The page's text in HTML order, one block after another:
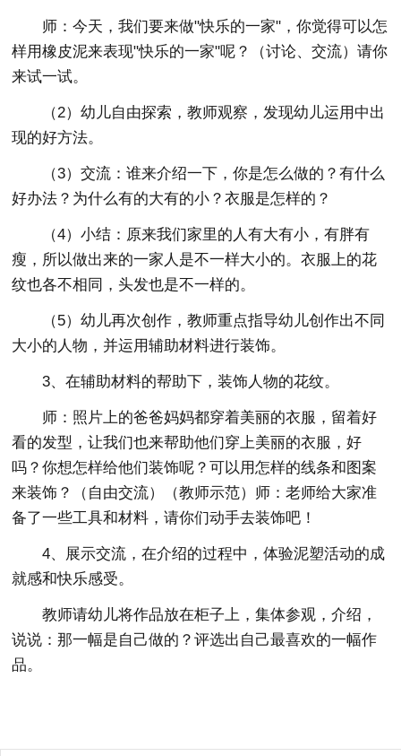
师：今天，我们要来做"快乐的一家"，你觉得可以怎
样用橡皮泥来表现"快乐的一家"呢？（讨论、交流）请你
来试一试。
（2）幼儿自由探索，教师观察，发现幼儿运用中出
现的好方法。
（3）交流：谁来介绍一下，你是怎么做的？有什么
好办法？为什么有的大有的小？衣服是怎样的？
（4）小结：原来我们家里的人有大有小，有胖有
瘦，所以做出来的一家人是不一样大小的。衣服上的花
纹也各不相同，头发也是不一样的。
（5）幼儿再次创作，教师重点指导幼儿创作出不同
大小的人物，并运用辅助材料进行装饰。
3、在辅助材料的帮助下，装饰人物的花纹。
师：照片上的爸爸妈妈都穿着美丽的衣服，留着好
看的发型，让我们也来帮助他们穿上美丽的衣服，好
吗？你想怎样给他们装饰呢？可以用怎样的线条和图案
来装饰？（自由交流）（教师示范）师：老师给大家准
备了一些工具和材料，请你们动手去装饰吧！
4、展示交流，在介绍的过程中，体验泥塑活动的成
就感和快乐感受。
教师请幼儿将作品放在柜子上，集体参观，介绍，
说说：那一幅是自己做的？评选出自己最喜欢的一幅作
品。